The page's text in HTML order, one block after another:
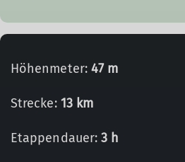
Höhenmeter: 47 m
Strecke: 13 km
Etappendauer:3 h